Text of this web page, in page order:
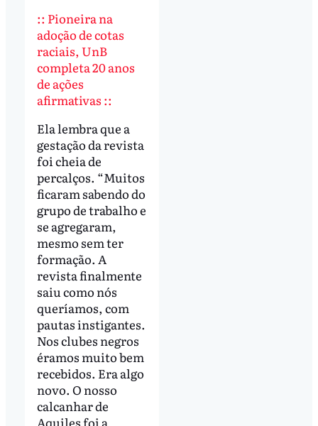
:: Pioneira na
adoção de cotas
raciais, UnB
completa 20 anos
de ações
afirmativas ::
Ela lembra que a
gestação da revista
foi cheia de
percalços. “Muitos
ficaram sabendo do
grupo de trabalho e
se agregaram,
mesmo sem ter
formação. A
revista finalmente
saiu como nós
queríamos, com
pautas instigantes.
Nos clubes negros
éramos muito bem
recebidos. Era algo
novo. O nosso
calcanhar de
Aquiles foi a